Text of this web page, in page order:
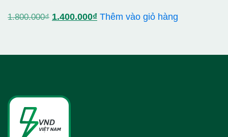
1.800.000₫ Giá
1.400.000₫Giá
Thêm vào giỏ hàng